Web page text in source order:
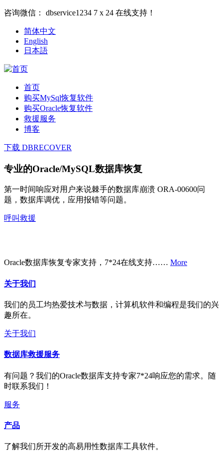
咨询微信： dbservice1234 7 x 24 在线支持！
简体中文
English
日本語
首页
购买MySql恢复软件
购买Oracle恢复软件
救援服务
博客
下载 DBRECOVER
专业的Oracle/MySQL数据库恢复
第一时间响应对用户来说棘手的数据库崩溃 ORA-00600问
题，数据库调优，应用报错等问题。
呼叫救援
Oracle数据库恢复专家支持，7*24在线支持…… More
关于我们
我们的员工均热爱技术与数据，计算机软件和编程是我们的兴
趣所在。
关于我们
数据库救援服务
有问题？我们的Oracle数据库支持专家7*24响应您的需求。随
时联系我们！
服务
产品
了解我们所开发的高易用性数据库工具软件。